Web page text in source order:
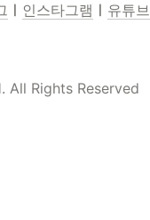
ㅣ 인스타그램 ㅣ 유튜브
All Rights Reserved